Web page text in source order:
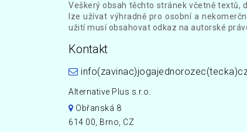
Veškerý obsah těchto stránek včetně textů,
lze užívat výhradně pro osobní a
užití musí obsahovat odkaz na autorské
Kontakt
Alternative Plus s.r.o.
Obřanská 8
614 00, Brno, CZ